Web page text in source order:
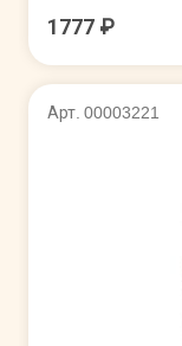
1777 ₽
Арт. 00003221